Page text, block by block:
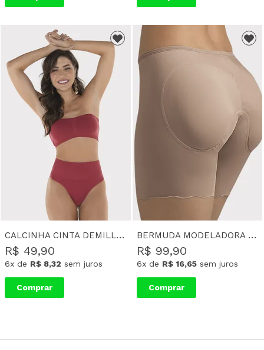
CALCINHA CINTA DEMILLUS MODELADORA ULTRALEVE FIO-DENTAL NARA - BEGE
R$ 49,90
6x de R$ 8,32 sem juros
Comprar
BERMUDA MODELADORA DEMILLUS INVISIVEL C/ ENCHIMENTO NO BUMBUM HELOISA
R$ 99,90
6xde R$ 16,65sem juros
Comprar